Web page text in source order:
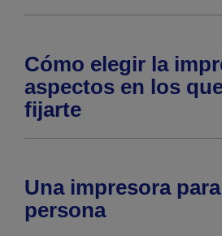
Cómo elegir la
aspectos en los
fijarte
Una impresora
persona